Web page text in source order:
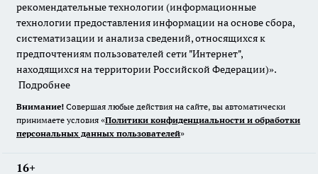
рекомендательные технологии (информационные
технологии предоставления информации на основе сбора,
систематизации и анализа сведений, относящихся к
предпочтениям пользователей сети "Интернет",
находящихся на территории Российской Федерации)».
Подробнее
Внимание! Совершая любые действия на сайте, вы автоматически
принимаете условия «Политики конфиденциальности и обработки
персональных данных пользователей»
16+